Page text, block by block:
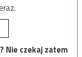
Nie czekaj zatem